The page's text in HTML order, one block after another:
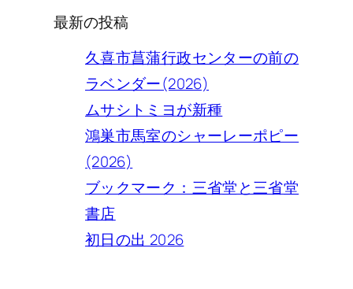
最新の投稿
久喜市菖蒲行政センターの前の
ラベンダー(2026)
ムサシトミヨが新種
鴻巣市馬室のシャーレーポピー
(2026)
ブックマーク：三省堂と三省堂
書店
初日の出 2026